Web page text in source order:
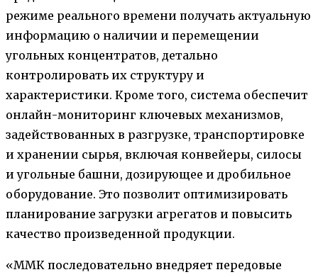
режиме реального времени получать актуальную
информацию о наличии и перемещении
угольных концентратов, детально
контролировать их структуру и
характеристики. Кроме того, система обеспечит
онлайн-мониторинг ключевых механизмов,
задействованных в разгрузке, транспортировке
и хранении сырья, включая конвейеры, силосы
и угольные башни, дозирующее и дробильное
оборудование. Это позволит оптимизировать
планирование загрузки агрегатов и повысить
качество произведенной продукции.
«ММК последовательно внедряет передовые